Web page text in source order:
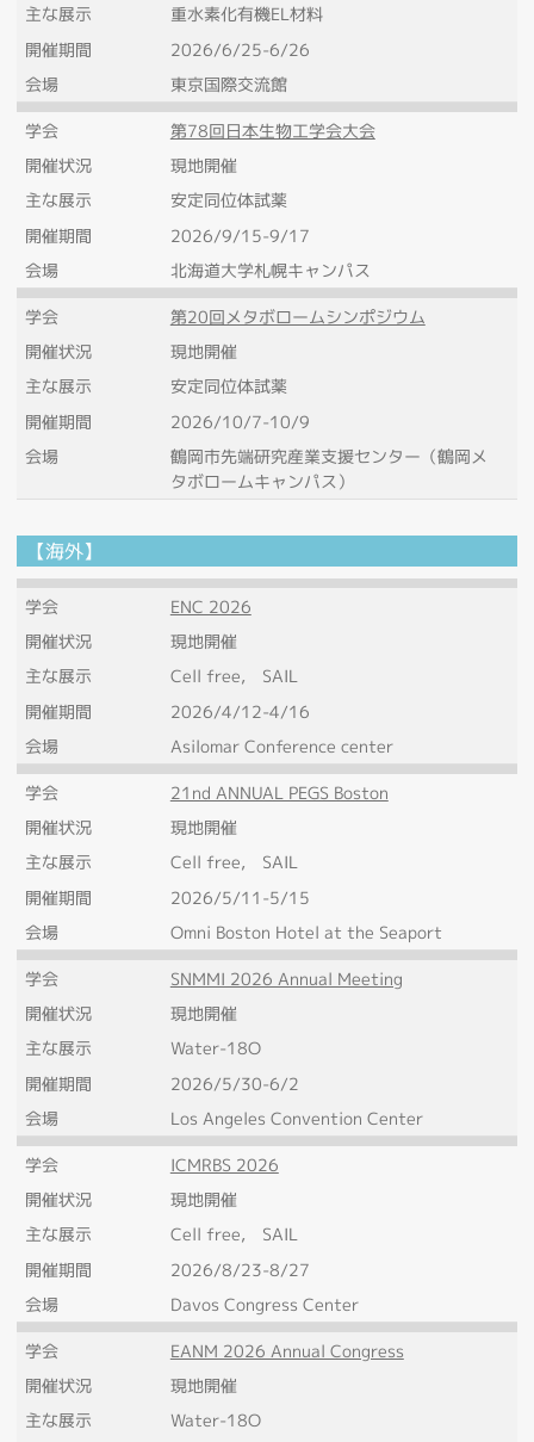
主な展示
重水素化有機EL材料
開催期間
2026/6/25-6/26
会場
東京国際交流館
学会
第78回日本生物工学会大会
開催状況
現地開催
主な展示
安定同位体試薬
開催期間
2026/9/15-9/17
会場
北海道大学札幌キャンパス
学会
第20回メタボロームシンポジウム
開催状況
現地開催
主な展示
安定同位体試薬
開催期間
2026/10/7-10/9
会場
鶴岡市先端研究産業支援センター（鶴岡メ
タボロームキャンパス）
【海外】
学会
ENC 2026
開催状況
現地開催
主な展示
Cell free, SAIL
開催期間
2026/4/12-4/16
会場
Asilomar Conference center
学会
21nd ANNUAL PEGS Boston
開催状況
現地開催
主な展示
Cell free, SAIL
開催期間
2026/5/11-5/15
会場
Omni Boston Hotel at the Seaport
学会
SNMMI 2026 Annual Meeting
開催状況
現地開催
主な展示
Water-18O
開催期間
2026/5/30-6/2
会場
Los Angeles Convention Center
学会
ICMRBS 2026
開催状況
現地開催
主な展示
Cell free, SAIL
開催期間
2026/8/23-8/27
会場
Davos Congress Center
学会
EANM 2026 Annual Congress
開催状況
現地開催
主な展示
Water-18O